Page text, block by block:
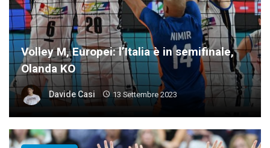
Volley M, Europei: l’Italia è in semifinale,
Olanda KO
Davide Casi 13 Settembre 2023